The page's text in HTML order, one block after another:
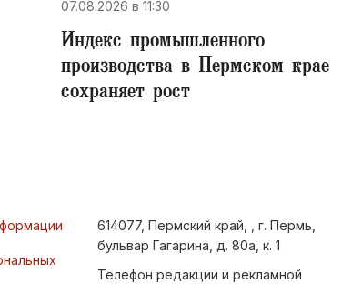
07.08.2026 в 11:30
Индекс промышленного
производства в Пермском крае
сохраняет рост
614077, Пермский край, , г. Пермь,
бульвар Гагарина, д. 80а, к. 1
Телефон редакции и рекламной